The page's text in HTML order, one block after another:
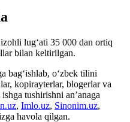
lug‘ati 35 000 dan ortiq
bilan keltirilgan.
bag‘ishlab, o‘zbek tilini
kopirayterlar, blogerlar va
tushirishni an’anaga
, Imlo.uz, Sinonim.uz,
havola qilgan.